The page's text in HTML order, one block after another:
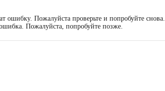
ошибку. Пожалуйста проверьте и попробуйте снова.
Пожалуйста, попробуйте позже.